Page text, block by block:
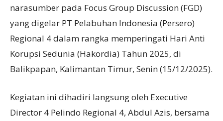
narasumber pada Focus Group Discussion (FGD)
yang digelar PT Pelabuhan Indonesia (Persero)
Regional 4 dalam rangka memperingati Hari Anti
Korupsi Sedunia (Hakordia) Tahun 2025, di
Balikpapan, Kalimantan Timur, Senin (15/12/2025).
Kegiatan ini dihadiri langsung oleh Executive
Director 4 Pelindo Regional 4, Abdul Azis, bersama